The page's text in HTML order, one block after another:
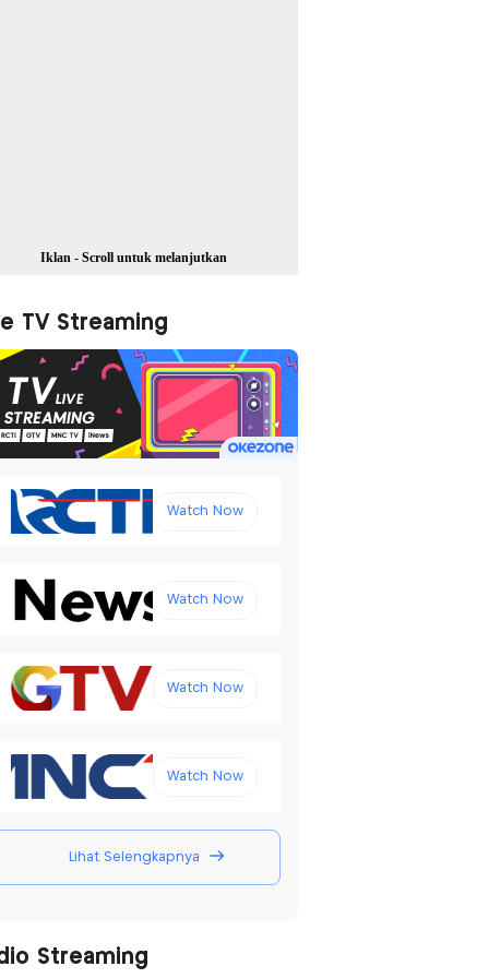
Iklan - Scroll untuk melanjutkan
TV Streaming
Watch Now
Watch Now
Watch Now
Watch Now
Lihat Selengkapnya
Streaming